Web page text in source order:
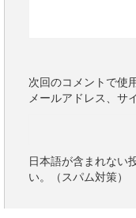
次回のコメントで使
メールアドレス、サ
日本語が含まれない
い。（スパム対策）